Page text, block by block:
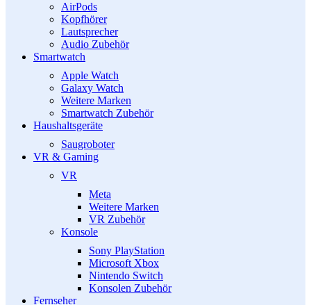
AirPods
Kopfhörer
Lautsprecher
Audio Zubehör
Smartwatch
Apple Watch
Galaxy Watch
Weitere Marken
Smartwatch Zubehör
Haushaltsgeräte
Saugroboter
VR & Gaming
VR
Meta
Weitere Marken
VR Zubehör
Konsole
Sony PlayStation
Microsoft Xbox
Nintendo Switch
Konsolen Zubehör
Fernseher